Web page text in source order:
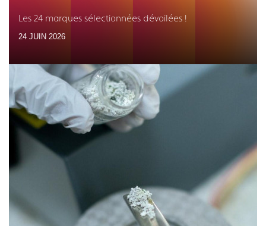
Les 24 marques sélectionnées dévoilées !
24 JUIN 2026